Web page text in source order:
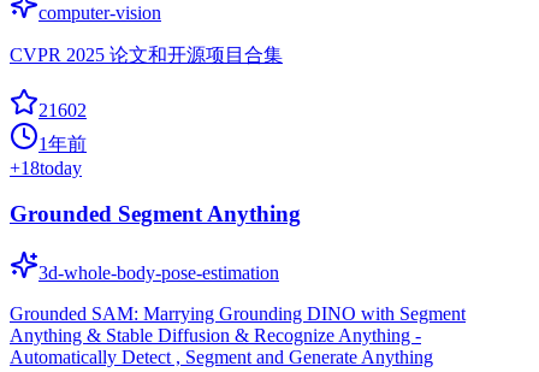
computer-vision
CVPR 2025 论文和开源项目合集
21602
1年前
+18today
Grounded Segment Anything
3d-whole-body-pose-estimation
Grounded SAM: Marrying Grounding DINO with Segment
Anything & Stable Diffusion & Recognize Anything -
Automatically Detect , Segment and Generate Anything